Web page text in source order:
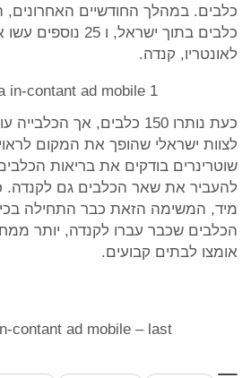
כלבים בתוך ישראל, ו
לאונטריו, קנדה.
כעת נותרו 150 כלבים, אך
לצוות ישראלי שהופך את המקום
שוטרינרים בודקים את בריאות
להעביר את שאר הכלבים גם לקנדה.
הכלבים שכבר עברו לקנדה, יותר
אומצו לבתים קבועים.